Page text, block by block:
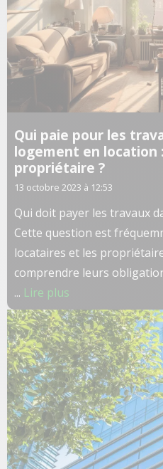
Qui paie pour les
logement en location
propriétaire ?
13 octobre 2023 à 12:53
Qui doit payer les travaux
Cette question est
locataires et les
comprendre leurs
... Lire plus